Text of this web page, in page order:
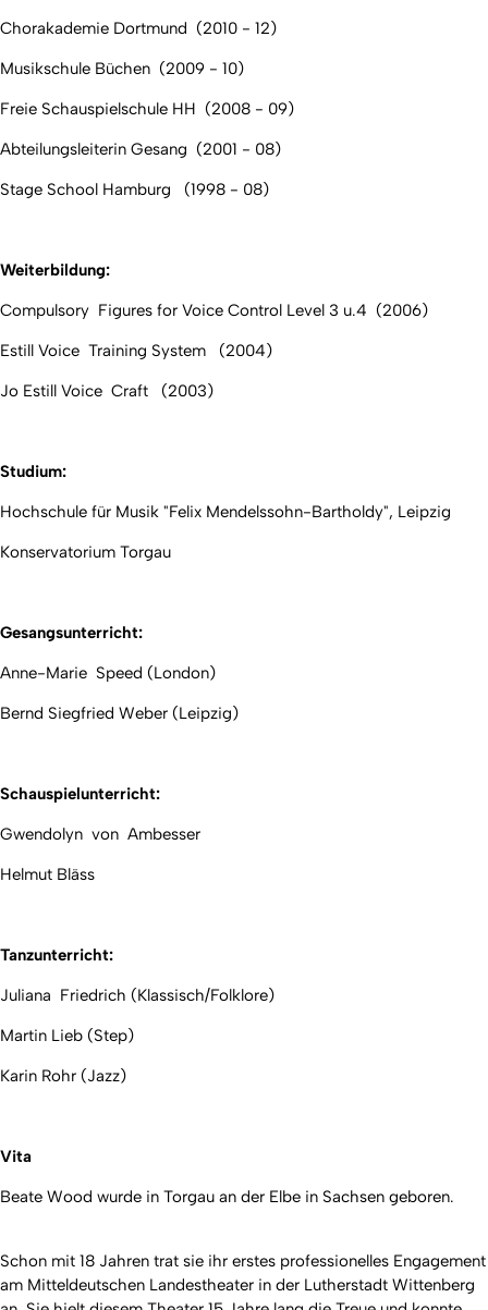
Chorakademie Dortmund (2010 - 12)
Musikschule Büchen (2009 - 10)
Freie Schauspielschule HH (2008 - 09)
Abteilungsleiterin Gesang (2001 - 08)
Stage School Hamburg (1998 - 08)
Weiterbildung:
Compulsory Figures for Voice Control Level 3 u.4 (2006)
Estill Voice Training System (2004)
Jo Estill Voice Craft (2003)
Studium:
Hochschule für Musik "Felix Mendelssohn-Bartholdy", Leipzig
Konservatorium Torgau
Gesangsunterricht:
Anne-Marie Speed (London)
Bernd Siegfried Weber (Leipzig)
Schauspielunterricht:
Gwendolyn von Ambesser
Helmut Bläss
Tanzunterricht:
Juliana Friedrich (Klassisch/Folklore)
Martin Lieb (Step)
Karin Rohr (Jazz)
Vita
Beate Wood wurde in Torgau an der Elbe in Sachsen geboren.
Schon mit 18 Jahren trat sie ihr erstes professionelles Engagement
am Mitteldeutschen Landestheater in der Lutherstadt Wittenberg